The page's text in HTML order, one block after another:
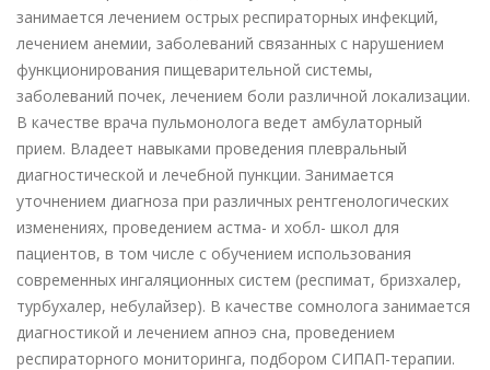
занимается лечением острых респираторных инфекций,
лечением анемии, заболеваний связанных с нарушением
функционирования пищеварительной системы,
заболеваний почек, лечением боли различной локализации.
В качестве врача пульмонолога ведет амбулаторный
прием. Владеет навыками проведения плевральный
диагностической и лечебной пункции. Занимается
уточнением диагноза при различных рентгенологических
изменениях, проведением астма- и хобл- школ для
пациентов, в том числе с обучением использования
современных ингаляционных систем (респимат, бризхалер,
турбухалер, небулайзер). В качестве сомнолога занимается
диагностикой и лечением апноэ сна, проведением
респираторного мониторинга, подбором СИПАП-терапии.